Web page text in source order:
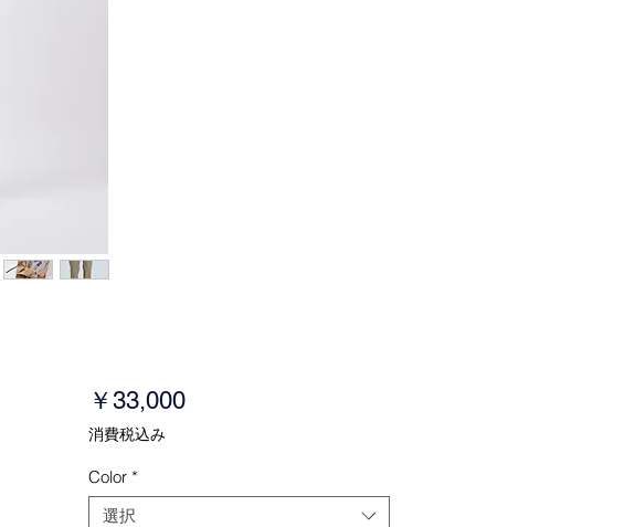
￥33,000価
消費税込み
Color *
選択